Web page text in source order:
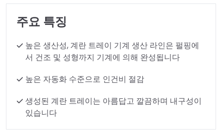
주요 특징
높은 생산성, 계란 트레이 기계 생산 라인은 펄핑에
서 건조 및 성형까지 기계에 의해 완성됩니다
높은 자동화 수준으로 인건비 절감
생성된 계란 트레이는 아름답고 깔끔하며 내구성이
있습니다